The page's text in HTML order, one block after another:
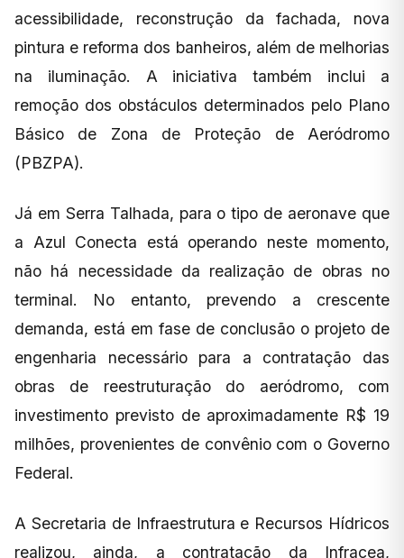
acessibilidade, reconstrução da fachada, nova
pintura e reforma dos banheiros, além de melhorias
na iluminação. A iniciativa também inclui a
remoção dos obstáculos determinados pelo Plano
Básico de Zona de Proteção de Aeródromo
(PBZPA).
Já em Serra Talhada, para o tipo de aeronave que
a Azul Conecta está operando neste momento,
não há necessidade da realização de obras no
terminal. No entanto, prevendo a crescente
demanda, está em fase de conclusão o projeto de
engenharia necessário para a contratação das
obras de reestruturação do aeródromo, com
investimento previsto de aproximadamente R$ 19
milhões, provenientes de convênio com o Governo
Federal.
A Secretaria de Infraestrutura e Recursos Hídricos
realizou, ainda, a contratação da Infracea,